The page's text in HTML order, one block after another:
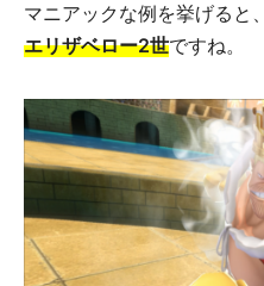
マニアックな例を挙げると
エリザベロー2世ですね。